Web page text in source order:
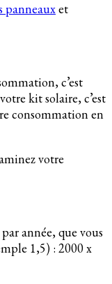
panneauxet
c’est
kit solaire, c’est
consommation en
votre
année, que vous
1,5) : 2000 x